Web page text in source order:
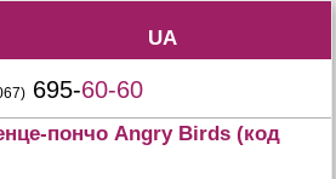
UA
UA
695-60-60
пончо Angry Birds (код